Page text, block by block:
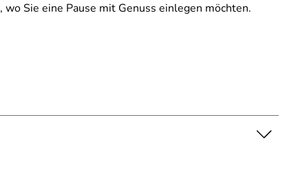
Sie eine Pause mit Genuss einlegen möchten.